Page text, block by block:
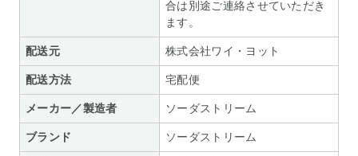
合は別途ご連絡させていただき
ます。
配送元 株式会社ワイ・ヨット
配送方法 宅配便
メーカー／製造者 ソーダストリーム
ブランド ソーダストリーム